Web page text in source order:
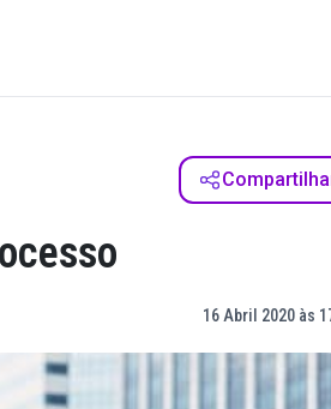
16 Abril 2020 às